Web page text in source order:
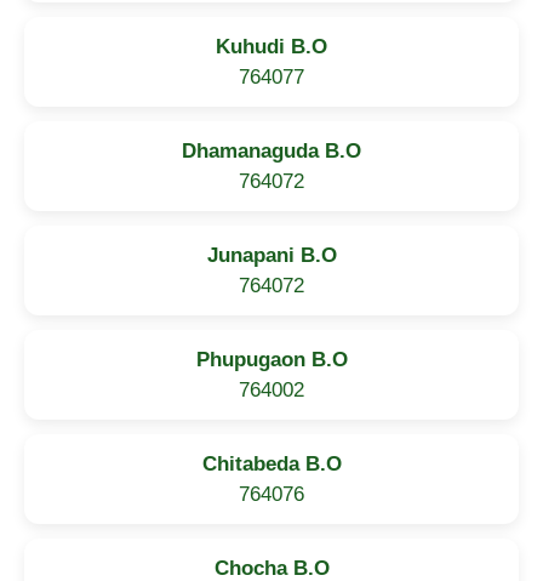
Kuhudi B.O
764077
Dhamanaguda B.O
764072
Junapani B.O
764072
Phupugaon B.O
764002
Chitabeda B.O
764076
Chocha B.O